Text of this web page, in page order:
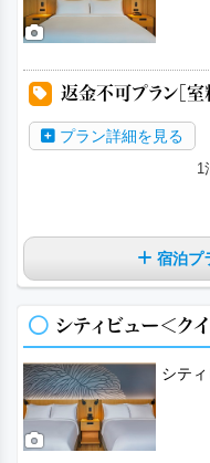
返金不可プラン［室
プラン詳細を見る
1
宿泊プ
シティビュー＜ク
シテ